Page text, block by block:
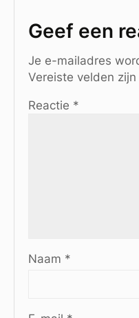
Geef een
Je e-mailadres
Vereiste velden
Reactie *
Naam *